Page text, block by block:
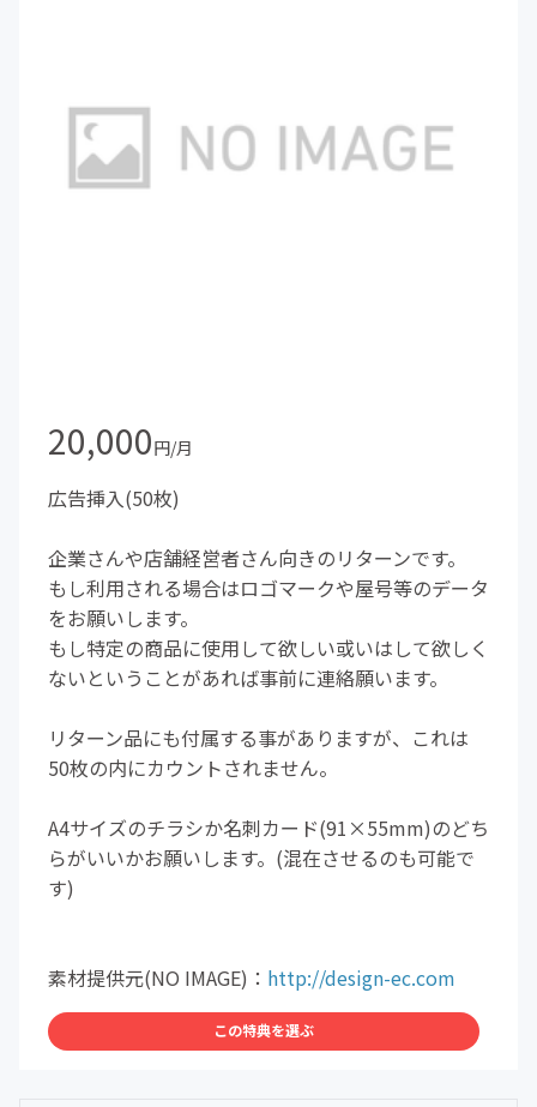
20,000円/月
広告挿入(50枚)
企業さんや店舗経営者さん向きのリターンです。
もし利用される場合はロゴマークや屋号等のデータ
をお願いします。
もし特定の商品に使用して欲しい或いはして欲しく
ないということがあれば事前に連絡願います。
リターン品にも付属する事がありますが、これは
50枚の内にカウントされません。
A4サイズのチラシか名刺カード(91×55mm)のどち
らがいいかお願いします。(混在させるのも可能で
す)
素材提供元(NO IMAGE)： http://design-ec.com
この特典を選ぶ